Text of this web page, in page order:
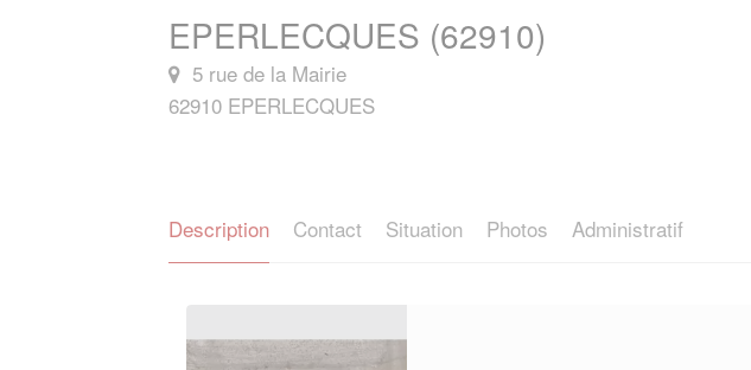
EPERLECQUES (62910)
5 rue de la Mairie
62910 EPERLECQUES
Description Contact Situation Photos Administratif